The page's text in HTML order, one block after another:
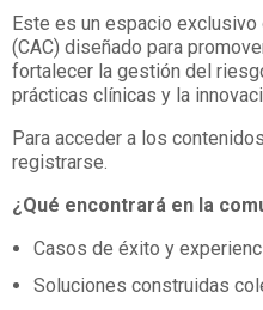
Este es un espacio exclusivo
(CAC) diseñado para
fortalecer la gestión del
prácticas clínicas y la
Para acceder a los
registrarse.
¿Qué encontrará en la
Casos de éxito y
Soluciones construidas